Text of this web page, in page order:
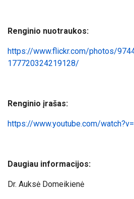
Renginio nuotraukos:
https://www.flickr.com/photos/
177720324219128/
Renginio įrašas:
https://www.youtube.com/
Daugiau informacijos:
Dr. Auksė Domeikienė